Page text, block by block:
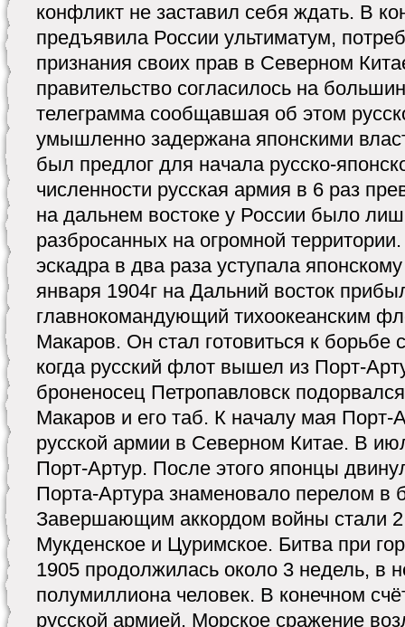
конфликт не заставил себя ждать. В
предъявила России ультиматум,
признания своих прав в Северном
правительство согласилось на
телеграмма сообщавшая об этом
умышленно задержана японскими
был предлог для начала русско-
численности русская армия в 6 раз
на дальнем востоке у России было
разбросанных на огромной
эскадра в два раза уступала
января 1904г на Дальний восток
главнокомандующий тихоокеанским
Макаров. Он стал готовиться к
когда русский флот вышел из Порт-
броненосец Петропавловск
Макаров и его таб. К началу мая Порт-
русской армии в Северном Китае. В
Порт-Артур. После этого японцы
Порта-Артура знаменовало перелом в
Завершающим аккордом войны стали
Мукденское и Цуримское. Битва при
1905 продолжилась около 3 недель, в
полумиллиона человек. В конечном
русской армией. Морское сражение